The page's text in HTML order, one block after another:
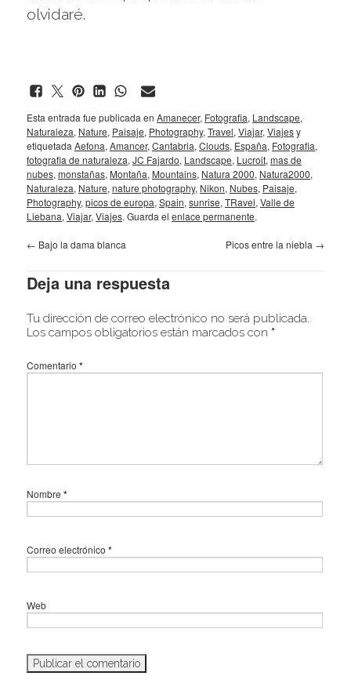
olvidaré.
Esta entrada fue publicada en Amanecer, Fotografia, Landscape,
Naturaleza, Nature, Paisaje, Photography, Travel, Viajar, Viajesy
etiquetada Aefona, Amancer, Cantabria, Clouds, España, Fotografia,
fotografia de naturaleza, JC Fajardo, Landscape, Lucroit, mas de
nubes, monstañas, Montaña, Mountains, Natura 2000, Natura2000,
Naturaleza, Nature, nature photography, Nikon, Nubes, Paisaje,
Photography, picos de europa, Spain, sunrise, TRavel, Valle de
Liebana, Viajar, Viajes. Guarda el enlace permanente.
← Bajo la dama blanca Picos entre la niebla →
Deja una respuesta
Tu dirección de correo electrónico no será publicada.
Los campos obligatorios están marcados con *
Comentario *
Nombre *
Correo electrónico *
Web